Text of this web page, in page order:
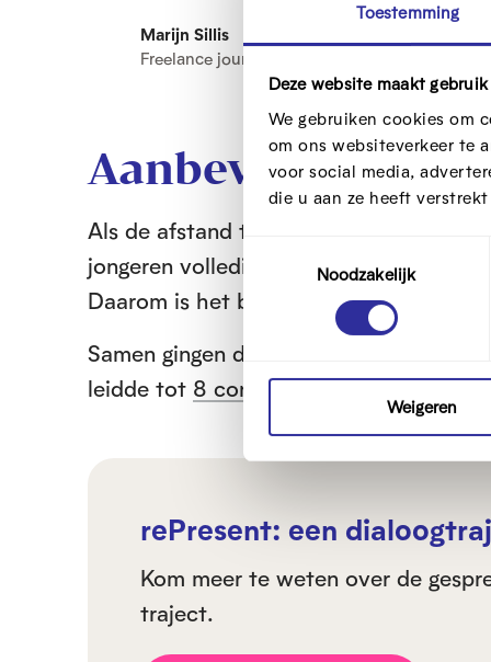
Toestemming
Deze website maakt
We gebruiken cookies om
om ons websiteverkeer te
voor social media,
die u aan ze heeft
o
e
m
i
s
Noodzakelijk
Weigeren
Marijn Sillis
Freelance journalist
Aanbevelingen
Als de afstand tussen jongeren en
jongeren volledig vervreemden van de
Daarom is het belangrijk dat ook zij
Samen gingen de journalisten en
leidde tot 8 concrete tipsdie
rePresent: een
Kom meer te weten over de
traject.